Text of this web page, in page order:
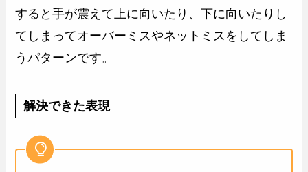
すると手が震えて上に向いたり、下に向いたりし
てしまってオーバーミスやネットミスをしてしま
うパターンです。
解決できた表現